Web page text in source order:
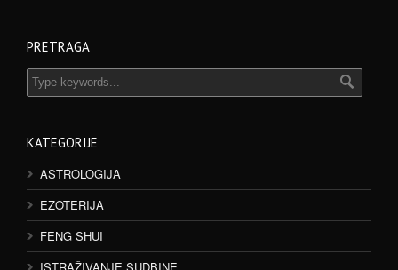
PRETRAGA
KATEGORIJE
ASTROLOGIJA
EZOTERIJA
FENG SHUI